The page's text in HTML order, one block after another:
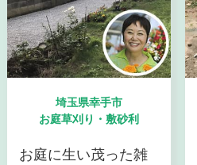
埼玉県幸手市
お庭草刈り・敷砂利
お庭に生い茂った雑